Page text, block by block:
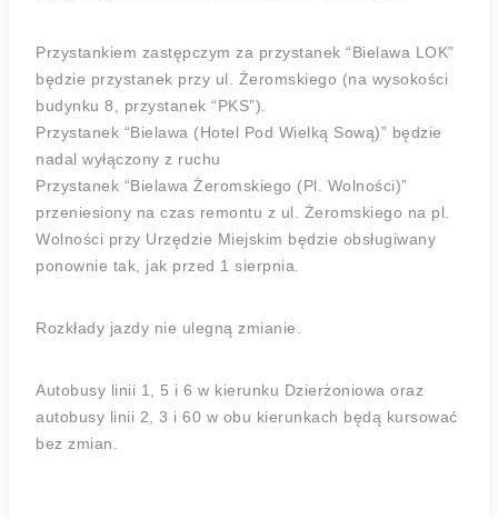
Przystankiem zastępczym za przystanek “Bielawa LOK”
będzie przystanek przy ul. Żeromskiego (na wysokości
budynku 8, przystanek “PKS”).
Przystanek “Bielawa (Hotel Pod Wielką Sową)” będzie
nadal wyłączony z ruchu
Przystanek “Bielawa Żeromskiego (Pl. Wolności)”
przeniesiony na czas remontu z ul. Żeromskiego na pl.
Wolności przy Urzędzie Miejskim będzie obsługiwany
ponownie tak, jak przed 1 sierpnia.
Rozkłady jazdy nie ulegną zmianie.
Autobusy linii 1, 5 i 6 w kierunku Dzierżoniowa oraz
autobusy linii 2, 3 i 60 w obu kierunkach będą kursować
bez zmian.